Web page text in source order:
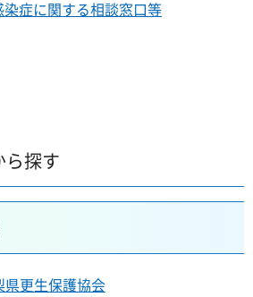
症に関する相談窓口等
ら探す
更生保護協会